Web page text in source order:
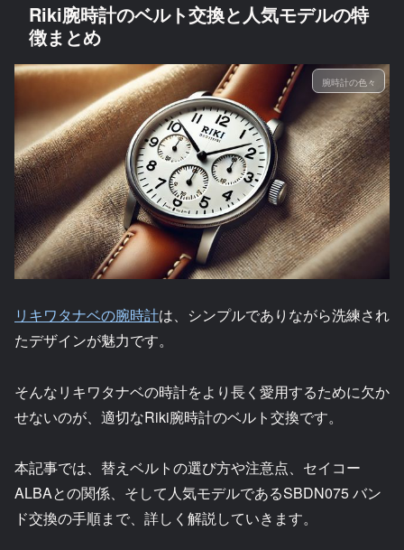
Riki腕時計のベルト交換と人気モデルの特
徴まとめ
腕時計の色々
リキワタナベの腕時計は、シンプルでありながら洗練され
たデザインが魅力です。
そんなリキワタナベの時計をより長く愛用するために欠か
せないのが、適切なRiki腕時計のベルト交換です。
本記事では、替えベルトの選び方や注意点、セイコー
ALBAとの関係、そして人気モデルであるSBDN075 バン
ド交換の手順まで、詳しく解説していきます。